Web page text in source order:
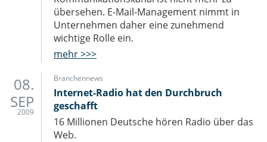
übersehen. E-Mail-Management nimmt in
Unternehmen daher eine zunehmend
wichtige Rolle ein.
mehr >>>
08.
SEP
2009
Branchennews
Internet-Radio hat den Durchbruch
geschafft
16 Millionen Deutsche hören Radio über das
Web.